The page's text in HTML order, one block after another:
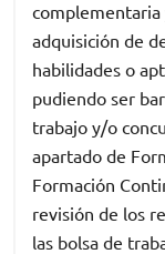
complementaria
adquisición de
habilidades o
pudiendo ser
trabajo y/o
apartado de
Formación
revisión de los
las bolsa de